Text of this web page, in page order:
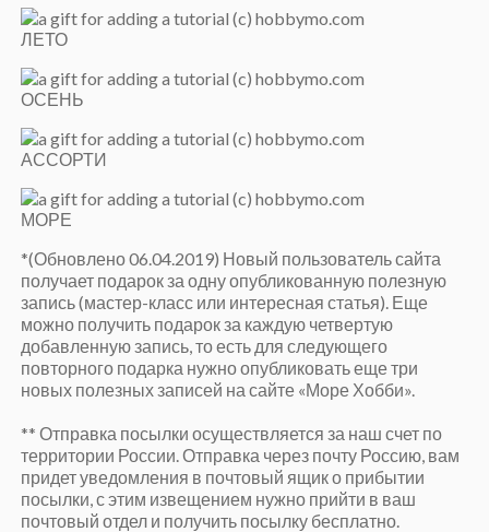
ЛЕТО
ОСЕНЬ
АССОРТИ
МОРЕ
*(Обновлено 06.04.2019) Новый пользователь сайта
получает подарок за одну опубликованную полезную
запись (мастер-класс или интересная статья). Еще
можно получить подарок за каждую четвертую
добавленную запись, то есть для следующего
повторного подарка нужно опубликовать еще три
новых полезных записей на сайте «Море Хобби».
** Отправка посылки осуществляется за наш счет по
территории России. Отправка через почту Россию, вам
придет уведомления в почтовый ящик о прибытии
посылки, с этим извещением нужно прийти в ваш
почтовый отдел и получить посылку бесплатно.